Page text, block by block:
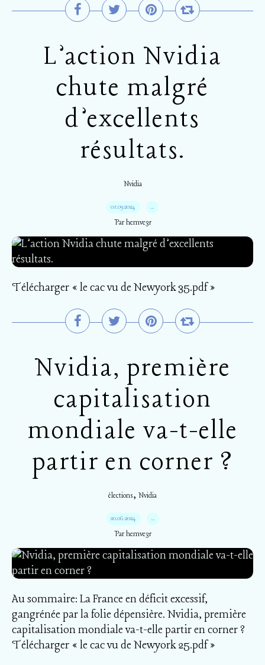
L’action Nvidia
chute malgré
d’excellents
résultats.
Nvidia
01.09.2024 …
Par hemve31
Télécharger « le cac vu de Newyork 35.pdf »
Nvidia, première
capitalisation
mondiale va-t-elle
partir en corner ?
élections, Nvidia
20.06.2024 …
Par hemve31
Au sommaire: La France en déficit excessif,
gangrénée par la folie dépensière. Nvidia, première
capitalisation mondiale va-t-elle partir en corner ?
Télécharger « le cac vu de Newyork 25.pdf »